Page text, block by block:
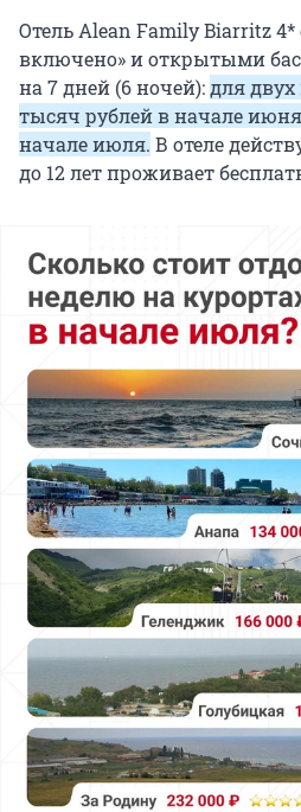
Отель Alean Family Biarritz 4*
включено» и открытыми
на 7 дней (6 ночей):для двух
тысяч рублей в начале
начале июля. В отеле
до 12 лет проживает